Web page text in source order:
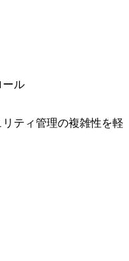
ール
ティ管理の複雑性を軽